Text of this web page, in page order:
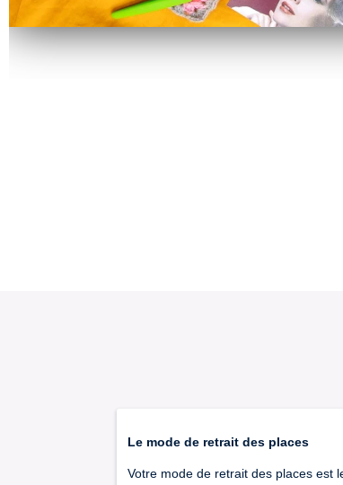
Le mode de retrait des places
Votre mode de retrait des places est